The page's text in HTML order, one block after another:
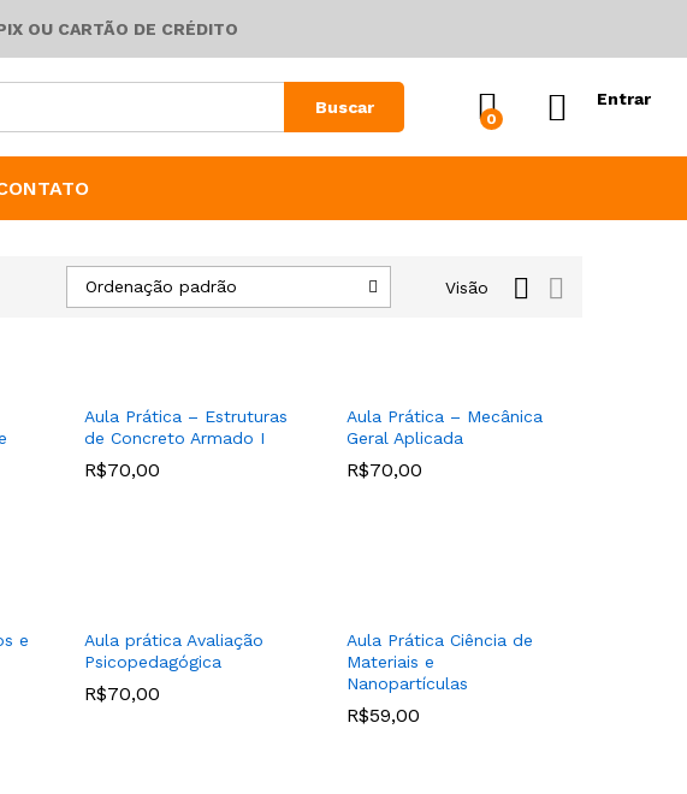
OU CARTÃO DE CRÉDITO
Buscar
0
Entrar
Visão
Ordenação padrão
Aula Prática – Estruturas
de Concreto Armado I
R$70,00
R$70,00
Aula Prática – Mecânica
Geral Aplicada
R$70,00
R$70,00
e
Aula prática Avaliação
Psicopedagógica
R$70,00
R$70,00
Aula Prática Ciência de
Materiais e
Nanopartículas
R$59,00
R$59,00